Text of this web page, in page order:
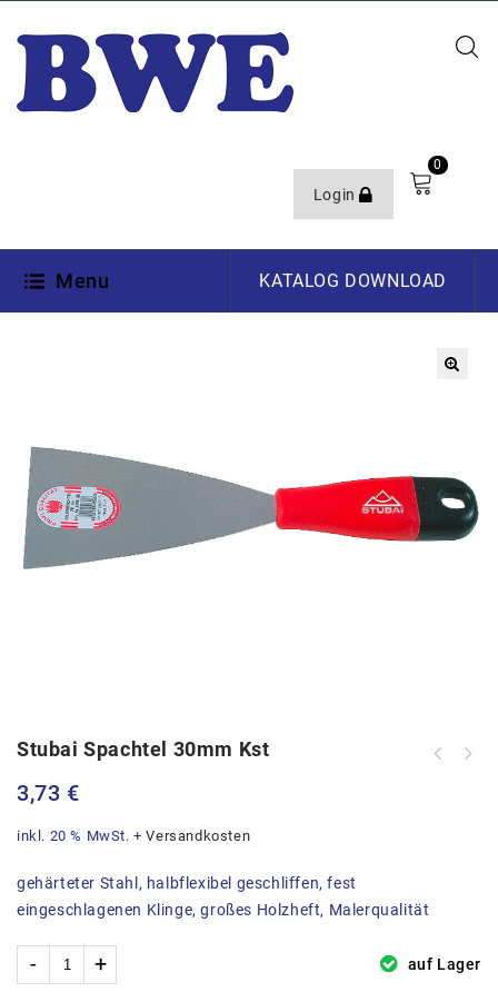
Login
0
Menu KATALOG DOWNLOAD
Stubai Spachtel 30mm Kst
3,73 €
inkl. 20 % MwSt. +Versandkosten
gehärteter Stahl, halbflexibel geschliffen, fest
eingeschlagenen Klinge, großes Holzheft, Malerqualität
auf Lager